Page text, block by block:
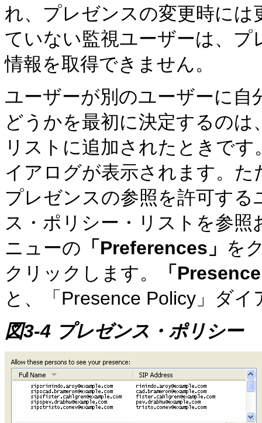
れ、プレゼンスの変更時に
ていない監視ユーザーは、
情報を取得できません。
ユーザーが別のユーザーに
どうかを最初に決定するの
リストに追加されたときで
イアログが表示されます。
プレゼンスの参照を許可す
ス・ポリシー・リストを参
ニューの 「Preferences」 を
クリックします。
「
と、「Presence Policy」ダ
図3-4 プレゼンス・ポリシー